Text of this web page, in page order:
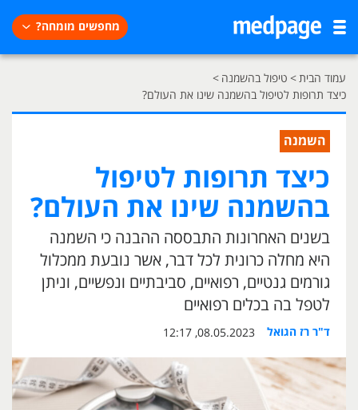
מחפשים מומחה?
עמוד הבית> טיפול בהשמנה >
כיצד תרופות לטיפול בהשמנה שינו את העולם?
השמנה
כיצד תרופות לטיפול
בהשמנה שינו את העולם?
בשנים האחרונות התבססה ההבנה כי השמנה
היא מחלה כרונית לכל דבר, אשר נובעת ממכלול
גורמים גנטיים, רפואיים, סביבתיים ונפשיים, וניתן
לטפל בה בכלים רפואיים
ד"ר רז הגואל 08.05.2023, 12:17